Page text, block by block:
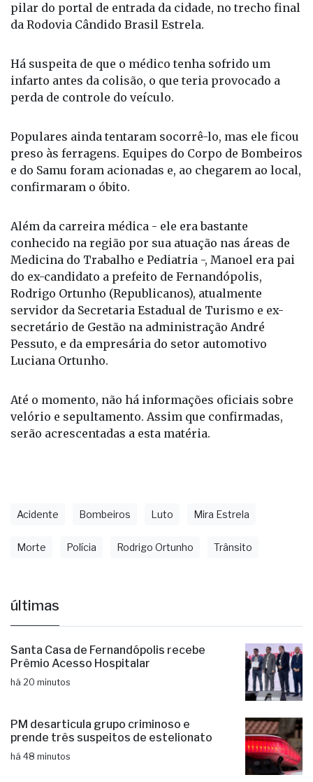
pilar do portal de entrada da cidade, no trecho final
da Rodovia Cândido Brasil Estrela.
Há suspeita de que o médico tenha sofrido um
infarto antes da colisão, o que teria provocado a
perda de controle do veículo.
Populares ainda tentaram socorrê-lo, mas ele ficou
preso às ferragens. Equipes do Corpo de Bombeiros
e do Samu foram acionadas e, ao chegarem ao local,
confirmaram o óbito.
Além da carreira médica - ele era bastante
conhecido na região por sua atuação nas áreas de
Medicina do Trabalho e Pediatria -, Manoel era pai
do ex-candidato a prefeito de Fernandópolis,
Rodrigo Ortunho (Republicanos), atualmente
servidor da Secretaria Estadual de Turismo e ex-
secretário de Gestão na administração André
Pessuto, e da empresária do setor automotivo
Luciana Ortunho.
Até o momento, não há informações oficiais sobre
velório e sepultamento. Assim que confirmadas,
serão acrescentadas a esta matéria.
Acidente Bombeiros Luto Mira Estrela
Morte Polícia Rodrigo Ortunho Trânsito
últimas
Santa Casa de Fernandópolis recebe
Prêmio Acesso Hospitalar
há 20 minutos
PM desarticula grupo criminoso e
prende três suspeitos de estelionato
há 48 minutos